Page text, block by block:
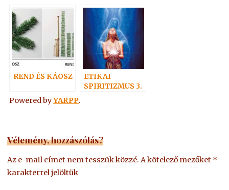
ALÁZATOSSÁGR
ÓL
REND ÉS KÁOSZ
ETIKAI
SPIRITIZMUS 3.
Powered byYARPP.
Vélemény, hozzászólás?
Az e-mail címet nem tesszük közzé. A kötelező mezőket *
karakterrel jelöltük